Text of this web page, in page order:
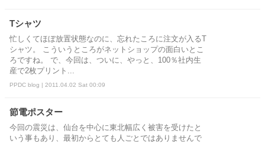
Tシャツ
忙しくてほぼ放置状態なのに、忘れたころに注文が入るT
シャツ。 こういうところがネットショップの面白いとこ
ろですね。 で、今回は、ついに、やっと、100％社内生
産で2枚プリント...
PPDC blog | 2011.04.02 Sat 00:09
節電ポスター
今回の震災は、仙台を中心に東北幅広く被害を受けたと
いう事もあり、最初からとても人ごとではありませんで